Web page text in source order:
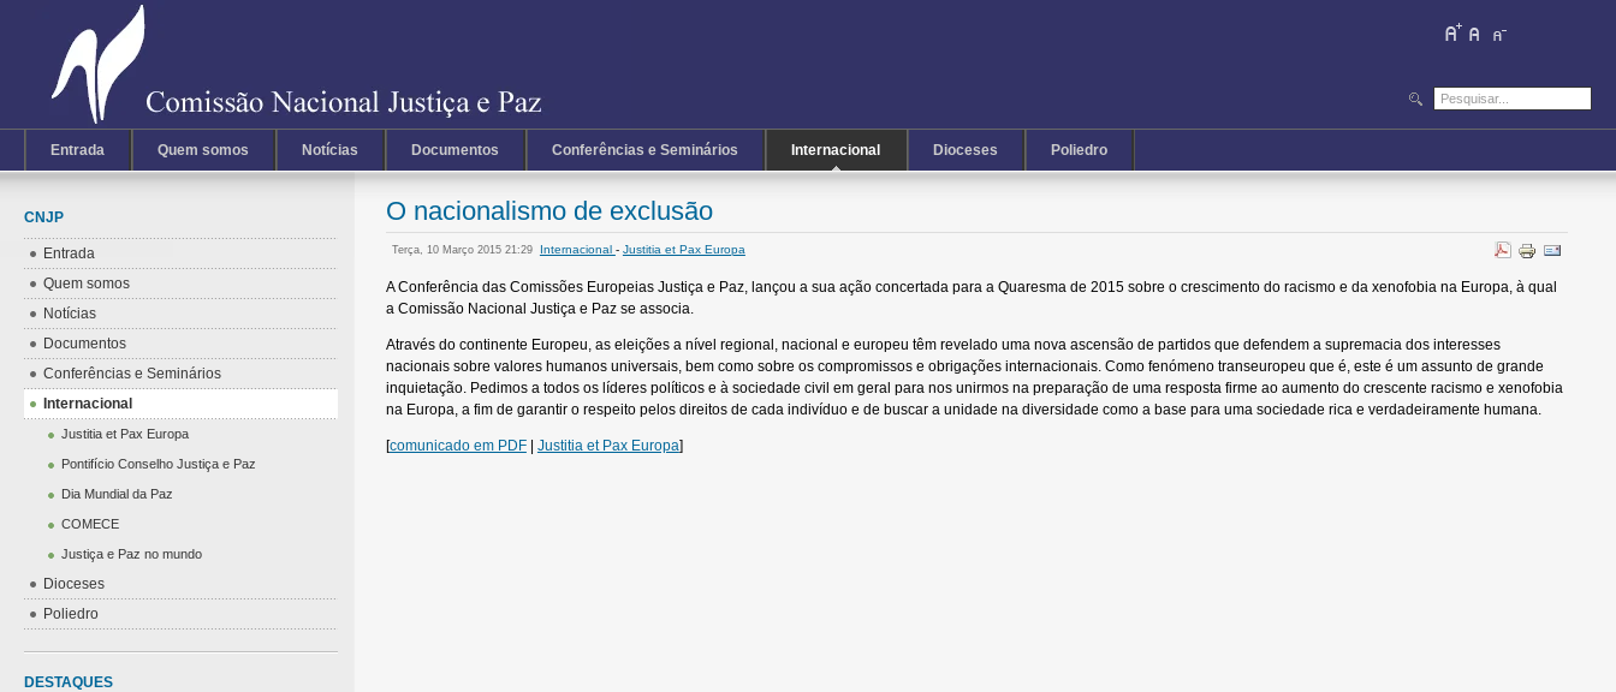
Entrada Quem somos Notícias Documentos Conferências e Seminários Internacional Dioceses Poliedro
O nacionalismo de exclusão
Terça, 10 Março 2015 21:29 Internacional - Justitia et Pax Europa
A Conferência das Comissões Europeias Justiça e Paz, lançou a sua ação concertada para a Quaresma de 2015 sobre o crescimento do racismo e da xenofobia na Europa, à qual
a Comissão Nacional Justiça e Paz se associa.
Através do continente Europeu, as eleições a nível regional, nacional e europeu têm revelado uma nova ascensão de partidos que defendem a supremacia dos interesses
nacionais sobre valores humanos universais, bem como sobre os compromissos e obrigações internacionais. Como fenómeno transeuropeu que é, este é um assunto de grande
inquietação. Pedimos a todos os líderes políticos e à sociedade civil em geral para nos unirmos na preparação de uma resposta firme ao aumento do crescente racismo e xenofobia
na Europa, a fim de garantir o respeito pelos direitos de cada indivíduo e de buscar a unidade na diversidade como a base para uma sociedade rica e verdadeiramente humana.
[comunicado em PDF| Justitia et Pax Europa]
CNJP
Entrada
Quem somos
Notícias
Documentos
Conferências e Seminários
Internacional
Justitia et Pax Europa
Pontifício Conselho Justiça e Paz
Dia Mundial da Paz
COMECE
Justiça e Paz no mundo
Dioceses
Poliedro
DESTAQUES